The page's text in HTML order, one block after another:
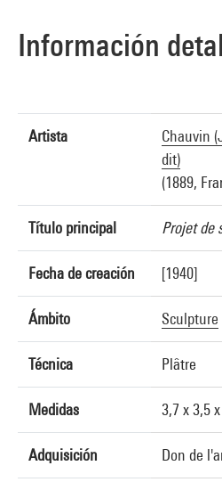
Información
Artista
Chauvin
dit)
(1889,
Título principal Projet de
Fecha de creación [1940]
Ámbito Sculpture
Técnica Plâtre
Medidas 3,7 x 3,5
Adquisición Don de